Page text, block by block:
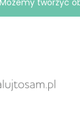
Możemy tworzyć